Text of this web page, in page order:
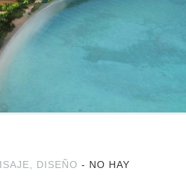
DISEÑO - NO HAY